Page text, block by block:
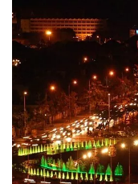
Hanoi
Résumé du circuit:
Hanoi. DURÉE: ½
Hanoi tour de ville,
READ MORE